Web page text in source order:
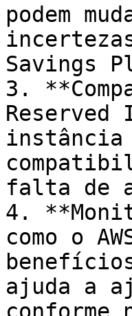
podem
Savings
3.
falta de
4.
como o
ajuda a